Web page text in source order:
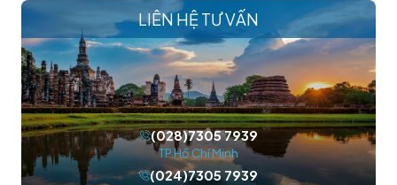
LIÊN HỆ TƯ VẤN
(028)7305 7939
TP.Hồ Chí Minh
(024)7305 7939